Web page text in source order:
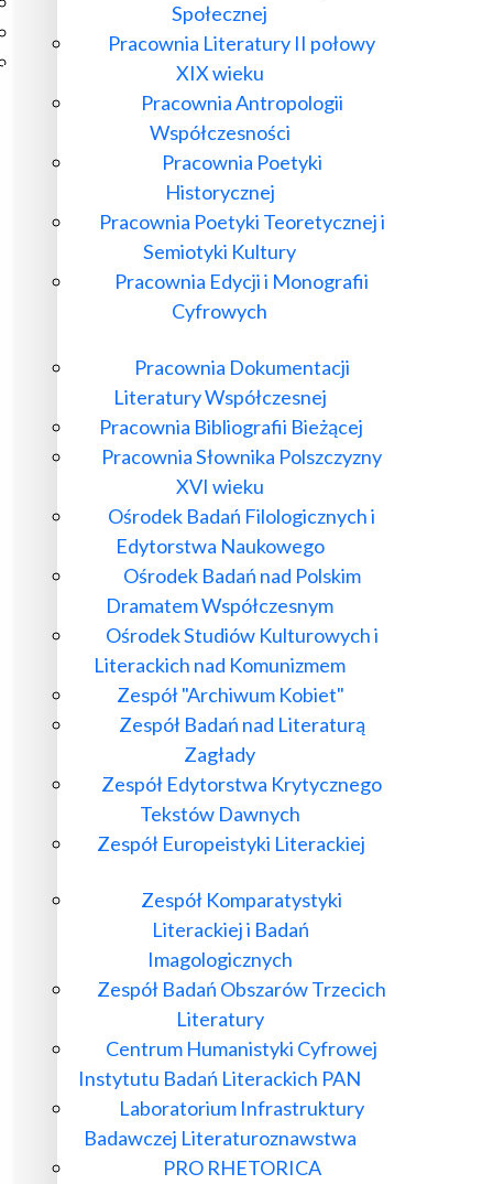
Inne akty wewnętrzne IBL
Społecznej
Pracownia Literatury II połowy
XIX wieku
Pracownia Antropologii
Współczesności
Pracownia Poetyki
Historycznej
Pracownia Poetyki Teoretycznej i
Semiotyki Kultury
Pracownia Edycji i Monografii
Cyfrowych
Pracownia Dokumentacji
Literatury Współczesnej
Pracownia Bibliografii Bieżącej
Pracownia Słownika Polszczyzny
XVI wieku
Ośrodek Badań Filologicznych i
Edytorstwa Naukowego
Ośrodek Badań nad Polskim
Dramatem Współczesnym
Ośrodek Studiów Kulturowych i
Literackich nad Komunizmem
Zespół "Archiwum Kobiet"
Zespół Badań nad Literaturą
Zagłady
Zespół Edytorstwa Krytycznego
Tekstów Dawnych
Zespół Europeistyki Literackiej
Zespół Komparatystyki
Literackiej i Badań
Imagologicznych
Zespół Badań Obszarów Trzecich
Literatury
Centrum Humanistyki Cyfrowej
Instytutu Badań Literackich PAN
Laboratorium Infrastruktury
Badawczej Literaturoznawstwa
PRO RHETORICA